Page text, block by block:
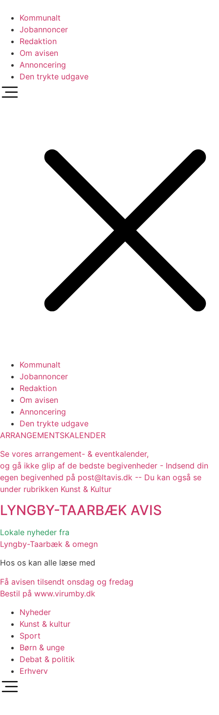
indhold
Kommunalt
Jobannoncer
Redaktion
Om avisen
Annoncering
Den trykte udgave
Kommunalt
Jobannoncer
Redaktion
Om avisen
Annoncering
Den trykte udgave
ARRANGEMENTSKALENDER
Se vores arrangement- & eventkalender,
og gå ikke glip af de bedste begivenheder - Indsend din
egen begivenhed på post@ltavis.dk -- Du kan også se
under rubrikken Kunst & Kultur
LYNGBY-TAARBÆK AVIS
Lokale nyheder fra
Lyngby-Taarbæk & omegn
Hos os kan alle læse med
Få avisen tilsendt onsdag og fredag
Bestil på www.virumby.dk
Nyheder
Kunst & kultur
Sport
Børn & unge
Debat & politik
Erhverv